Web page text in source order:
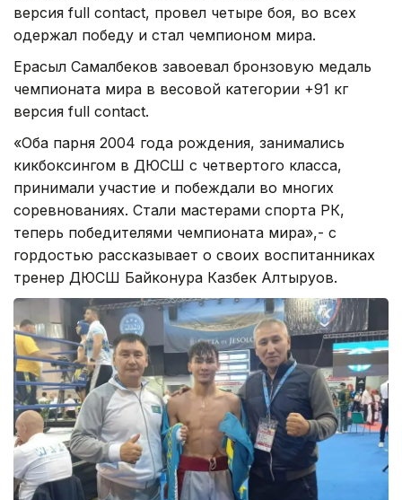
версия full contact, провел четыре боя, во всех
одержал победу и стал чемпионом мира.
Ерасыл Самалбеков завоевал бронзовую медаль
чемпионата мира в весовой категории +91 кг
версия full contact.
«Оба парня 2004 года рождения, занимались
кикбоксингом в ДЮСШ с четвертого класса,
принимали участие и побеждали во многих
соревнованиях. Стали мастерами спорта РК,
теперь победителями чемпионата мира»,- с
гордостью рассказывает о своих воспитанниках
тренер ДЮСШ Байконура Казбек Алтыруов.